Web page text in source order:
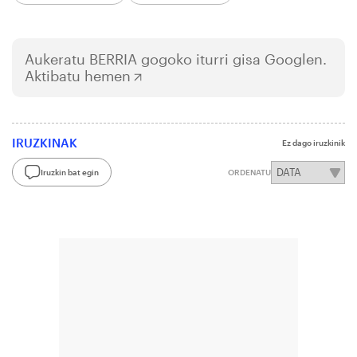
Aukeratu BERRIA gogoko iturri gisa Googlen.
Aktibatu hemen
IRUZKINAK Ez dago iruzkinik
Iruzkin bat egin ORDENATU